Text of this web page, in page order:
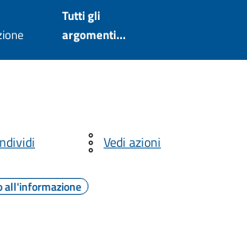
Tutti gli
argomenti...
Vedi azioni
all'informazione